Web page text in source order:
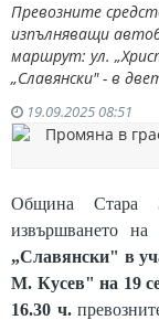
Превозните
изпълняващи
маршрут: ул.
„Славянски" - в
19.09.2025 08:51
Община Стара
извършването
„Славянски" в
М. Кусев" на 19
16.30 ч.